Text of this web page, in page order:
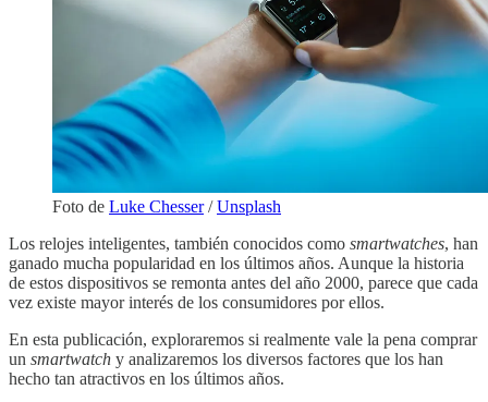
Foto de Luke Chesser/Unsplash
Los relojes inteligentes, también conocidos como smartwatches, han
ganado mucha popularidad en los últimos años. Aunque la historia
de estos dispositivos se remonta antes del año 2000, parece que cada
vez existe mayor interés de los consumidores por ellos.
En esta publicación, exploraremos si realmente vale la pena comprar
un smartwatch y analizaremos los diversos factores que los han
hecho tan atractivos en los últimos años.